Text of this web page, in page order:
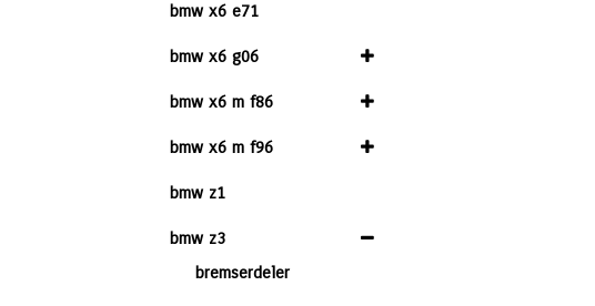
bmw x6 e71
bmw x6 g06
bmw x6 m f86
bmw x6 m f96
bmw z1
bmw z3
bremserdeler